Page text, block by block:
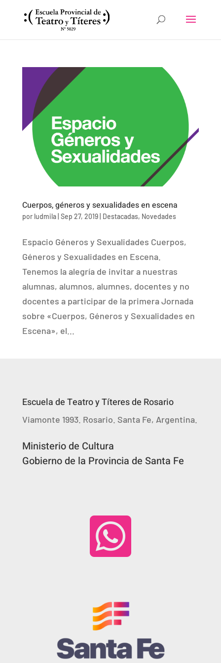
Cuerpos, géneros y sexualidades en escena
por ludmila| Sep 27, 2019| Destacadas, Novedades
Espacio Géneros y Sexualidades Cuerpos,
Géneros y Sexualidades en Escena.
Tenemos la alegría de invitar a nuestras
alumnas, alumnos, alumnes, docentes y no
docentes a participar de la primera Jornada
sobre «Cuerpos, Géneros y Sexualidades en
Escena», el...
Escuela de Teatro y Títeres de Rosario
Viamonte 1993. Rosario. Santa Fe, Argentina.
Ministerio de Cultura
Gobierno de la Provincia de Santa Fe
